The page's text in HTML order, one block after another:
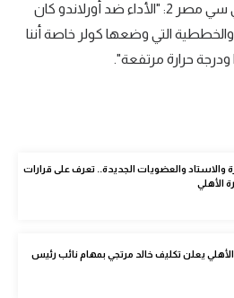
وقال قمصان عبر قناة إم بي سي مصر 2: "الأداء ضد أورلاندو كان
التي وضعها كولر خاصة أننا
حرارة مرتفعة".
والاستاد والعضويات الجديدة.. تعرف على قرارات
الأهلي
الأهلي يعلن تكليف خالد مرتجي بمهام نائب رئيس